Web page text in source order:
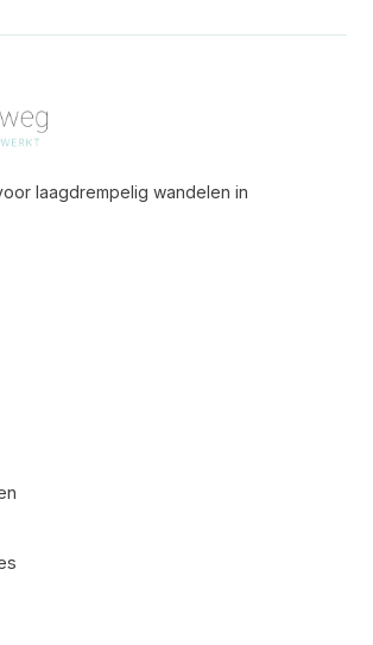
laagdrempelig wandelen in